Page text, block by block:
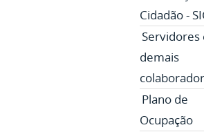
Cidadão -
Servidores
demais
Plano de
Ocupação